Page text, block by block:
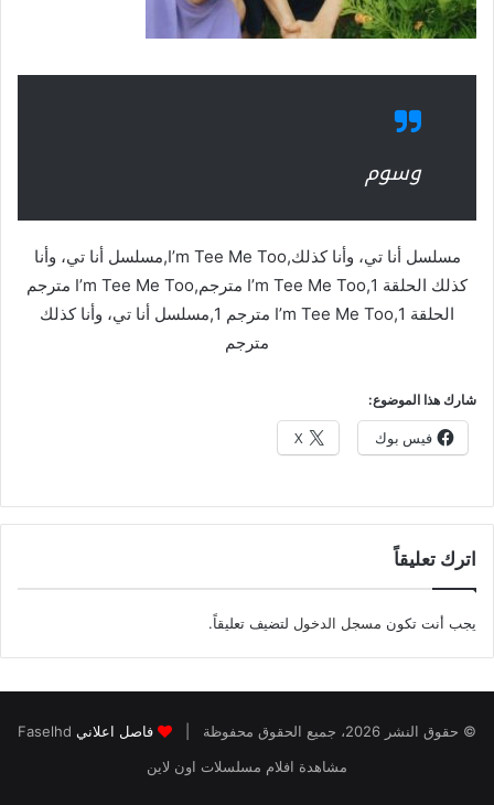
وسوم
مسلسل أنا تي، وأنا كذلك,I’m Tee Me Too,مسلسل أنا تي، وأنا
كذلك الحلقة 1,I’m Tee Me Too مترجم,I’m Tee Me Too مترجم
الحلقة 1,I’m Tee Me Too مترجم 1,مسلسل أنا تي، وأنا كذلك
مترجم
شارك هذا الموضوع:
فيس بوك X
اترك تعليقاً
يجب أنت تكون مسجل الدخول لتضيف تعليقاً.
© حقوق النشر 2026، جميع الحقوق محفوظة | فاصل اعلاني Faselhd
مشاهدة افلام مسلسلات اون لاين